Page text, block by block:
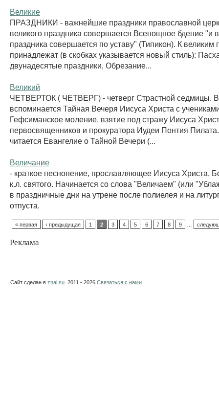
Великие
ПРАЗДНИКИ - важнейшие праздники православной
великого праздника совершается Всенощное бдение "и
праздника совершается по уставу" (Типикон). К великим
принадлежат (в скобках указывается новый стиль):
двунадесятые праздники, Обрезание...
Великий
ЧЕТВЕРТОК ( ЧЕТВЕРГ) - четверг Страстной седмицы. В
вспоминается Тайная Вечеря Иисуса Христа с
Гефсиманское моление, взятие под стражу Иисуса
первосвященников и прокуратора Иудеи Понтия
читается Евангелие о Тайной Вечери (...
Величание
- краткое песнопение, прославляющее Иисуса Христа,
к.л. святого. Начинается со слова "Величаем" (или
в праздничные дни на утрене после полиелея и на
отпуста.
« первая ‹ предыдущая 1 2 3 4 5 6 7 8 9
Реклама
Сайт сделан в znai.su . 2011 - 2026 Связаться с нами